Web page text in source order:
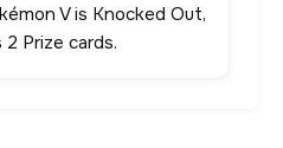
V is Knocked Out,
Prize cards.